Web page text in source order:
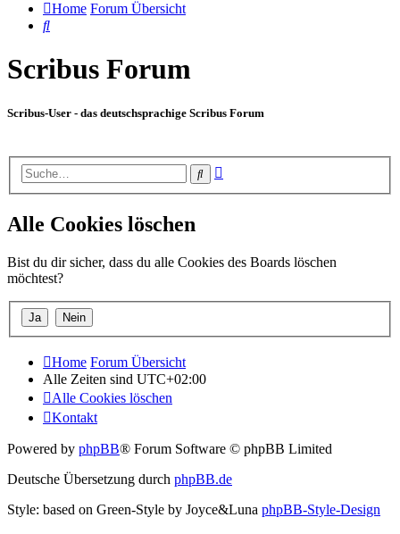
Home Forum Übersicht
Suche
Scribus Forum
Scribus-User - das deutschsprachige Scribus Forum
Suche
Alle Cookies löschen
Bist du dir sicher, dass du alle Cookies des Boards löschen
möchtest?
Home Forum Übersicht
Alle Zeiten sind UTC+02:00
Alle Cookies löschen
Kontakt
Powered by phpBB® Forum Software © phpBB Limited
Deutsche Übersetzung durch phpBB.de
Style: based on Green-Style by Joyce&Luna phpBB-Style-Design